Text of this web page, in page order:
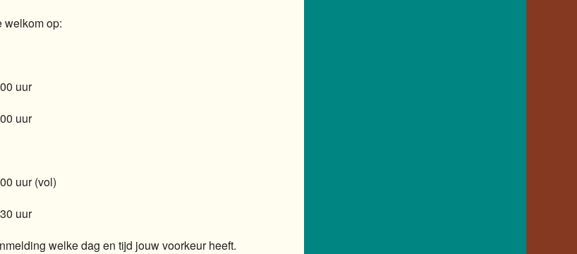
welkom op:
uur
uur
uur (vol)
uur
welke dag en tijd jouw voorkeur heeft.